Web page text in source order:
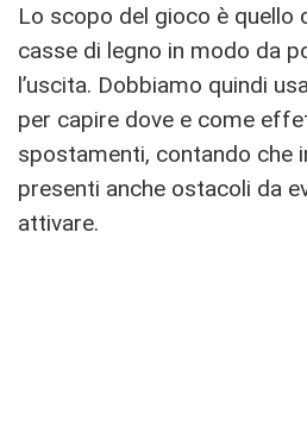
Lo scopo del gioco è quello
casse di legno in modo da
l’uscita. Dobbiamo quindi
per capire dove e come
spostamenti, contando che
presenti anche ostacoli da
attivare.